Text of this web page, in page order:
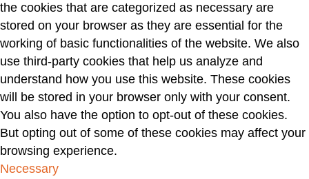
the cookies that are categorized as necessary are
stored on your browser as they are essential for the
working of basic functionalities of the website. We also
use third-party cookies that help us analyze and
understand how you use this website. These cookies
will be stored in your browser only with your consent.
You also have the option to opt-out of these cookies.
But opting out of some of these cookies may affect your
browsing experience.
Necessary